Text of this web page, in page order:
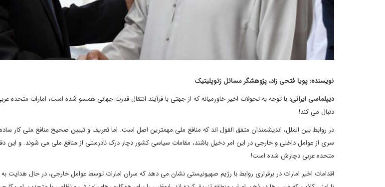
نویسنده: پویا فتحی زاد، پژوهشگر مسائل ژئوپلیتیک
دیپلماسی ایرانی: با توجه به تحولات اخیر خاورمیانه که از جهتی با فرآیند انتقال قدرت جهانی همسو شده است، امارات متحده
دنبال می کند!
در روابط بین الملل، اندیشمندان متفق القول اند که منافع ملی مهمترین اصل است. اما تعریف و تبیین صحیح منافع ملی کار
سری از عوامل داخلی و خارجی در این امر دخیل باشند، مقامات سیاسی کشور دچار درک نادرستی از منافع ملی می شوند. و این
متحده عربی دچارش شده است!
اقدامات اخیر امارات در برقراری روابط با رژیم صهیونیستی نشان می دهد که سران امارات توسط عوامل خارجی، در حال